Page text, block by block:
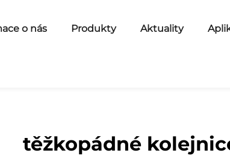
o nás Produkty Aktuality
těžkopádné